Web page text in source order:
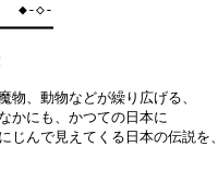
◆-◇-
物、動物などが繰り広げる、
かにも、かつての日本に
じんで見えてくる日本の伝説を、